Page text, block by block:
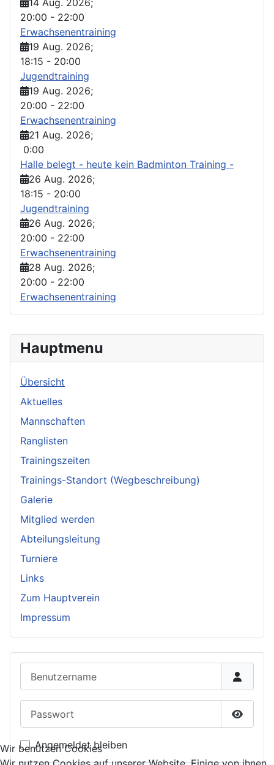
Hauptmenu
Übersicht
Aktuelles
Mannschaften
Ranglisten
Trainingszeiten
Trainings-Standort (Wegbeschreibung)
Galerie
Mitglied werden
Abteilungsleitung
Turniere
Links
Zum Hauptverein
Impressum
14 Aug. 2026;
20:00 - 22:00
Erwachsenentraining
19 Aug. 2026;
18:15 - 20:00
Jugendtraining
19 Aug. 2026;
20:00 - 22:00
Erwachsenentraining
21 Aug. 2026;
0:00
Halle belegt - heute kein Badminton Training -
26 Aug. 2026;
18:15 - 20:00
Jugendtraining
26 Aug. 2026;
20:00 - 22:00
Erwachsenentraining
28 Aug. 2026;
20:00 - 22:00
Erwachsenentraining
Angemeldet bleiben
Wir benutzen Cookies